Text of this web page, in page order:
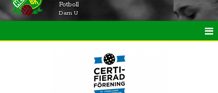
Fotboll
Dam U